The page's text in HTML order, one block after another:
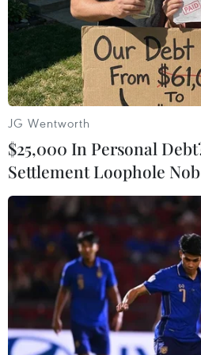
Những sách, tư liệu quý của dân
tập và gìn giữ. (Ảnh:
Sau khi biên soạn thành
quyết định mở lớp dạy
JG Wentworth
$25,000 In Personal
Settlement Loophole